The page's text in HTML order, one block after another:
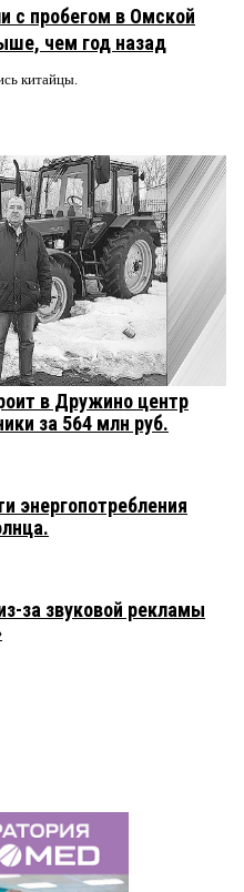
с пробегом в Омской
чем год назад
китайцы.
в Дружино центр
за 564 млн руб.
энергопотребления
за звуковой рекламы